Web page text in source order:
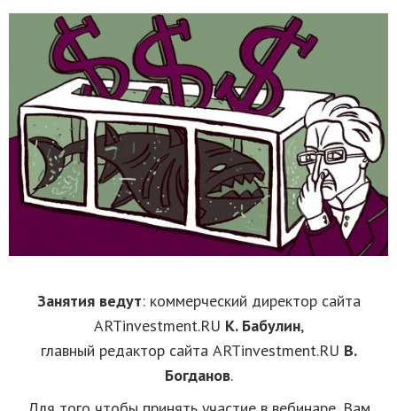
Занятия ведут: коммерческий директор сайта
ARTinvestment.RU К. Бабулин,
главный редактор сайта ARTinvestment.RU В.
Богданов.